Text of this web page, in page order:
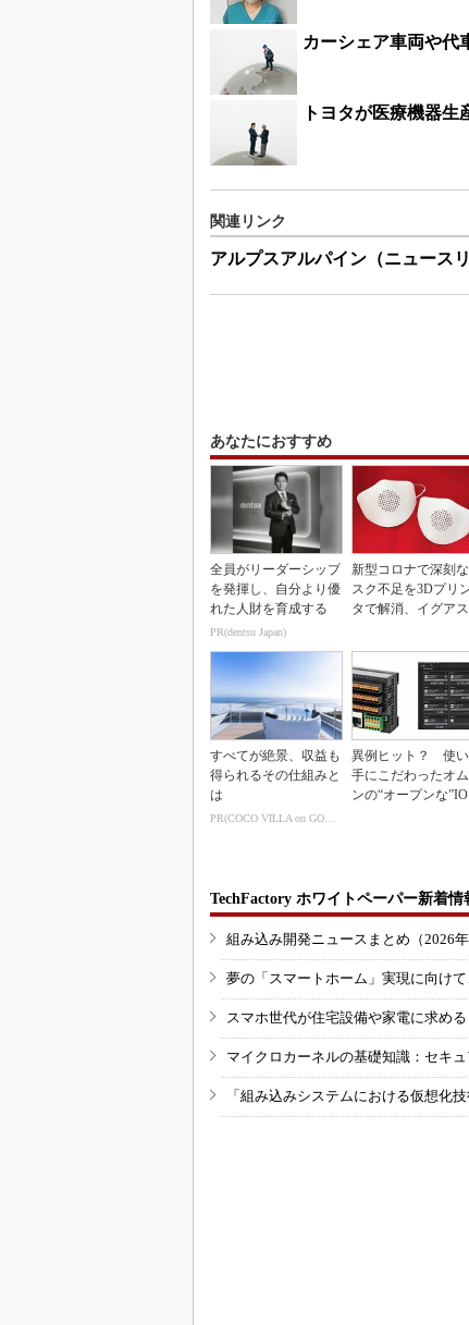
カーシェア車両や代
トヨタが医療機器
関連リンク
アルプスアルパイン（ニュースリ
あなたにおすすめ
全員がリーダーシップ
を発揮し、自分より優
れた人財を育成する
PR(dentsu Japan)
新型コロナで深刻
スク不足を3Dプリ
タで解消、イグア
すべてが絶景、収益も
得られるその仕組みと
は
PR(COCO VILLA on GOETHE)
異例ヒット？ 使
手にこだわったオ
ンの“オープンな
TechFactory ホワイトペーパー新着情
組み込み開発ニュースまとめ（2026年
夢の「スマートホーム」実現に向け
スマホ世代が住宅設備や家電に求め
マイクロカーネルの基礎知識：セキ
「組み込みシステムにおける仮想化